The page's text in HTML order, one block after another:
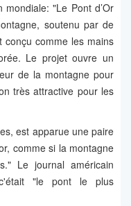
"Le Pont d’Or
soutenu par de
conçu comme les mains
Le projet ouvre un
de la montagne pour
très attractive pour les
est apparue une paire
comme si la montagne
Le journal américain
"le pont le plus